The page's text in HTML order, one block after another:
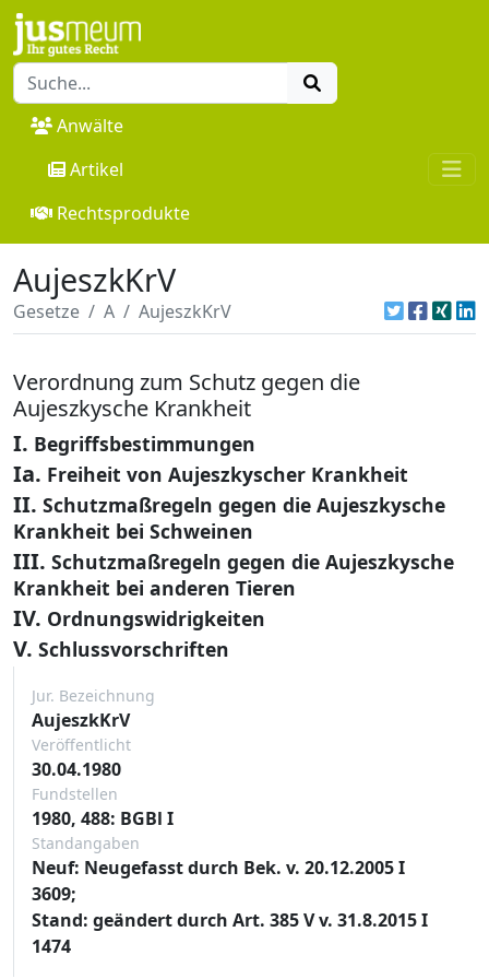
Anwälte
Artikel
Rechtsprodukte
AujeszkKrV
Gesetze A AujeszkKrV
Verordnung zum Schutz gegen die
Aujeszkysche Krankheit
I. Begriffsbestimmungen
Ia. Freiheit von Aujeszkyscher Krankheit
II. Schutzmaßregeln gegen die Aujeszkysche
Krankheit bei Schweinen
III. Schutzmaßregeln gegen die Aujeszkysche
Krankheit bei anderen Tieren
IV. Ordnungswidrigkeiten
V. Schlussvorschriften
Jur. Bezeichnung
AujeszkKrV
Veröffentlicht
30.04.1980
Fundstellen
1980, 488: BGBl I
Standangaben
Neuf: Neugefasst durch Bek. v. 20.12.2005 I
3609;
Stand: geändert durch Art. 385 V v. 31.8.2015 I
1474